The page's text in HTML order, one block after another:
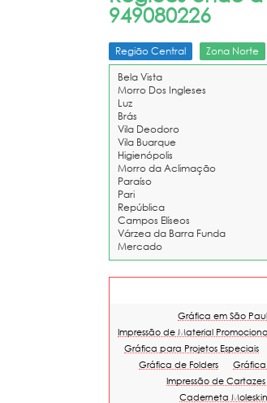
949080226
Região Central Zona Norte
Bela Vista
Morro Dos Ingleses
Luz
Brás
Vila Deodoro
Vila Buarque
Higienópolis
Morro da Aclimação
Paraíso
Pari
República
Campos Elíseos
Várzea da Barra Funda
Mercado
Gráfica em São
Impressão de Material
Gráfica para Projetos Especiais
Gráfica de Folders
Impressão de Cartazes
Caderneta